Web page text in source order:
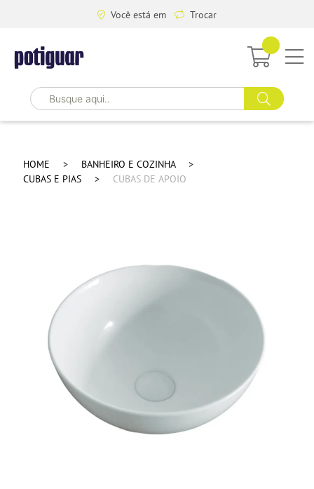
Você está em Trocar
HOME
BANHEIRO E COZINHA
CUBAS E PIAS
CUBAS DE APOIO